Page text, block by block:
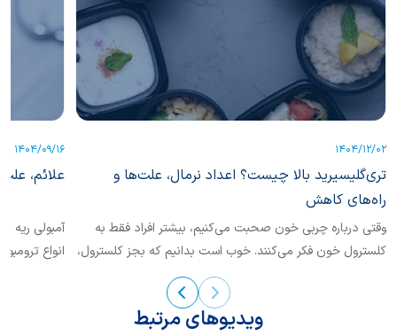
1404/12/02
تری‌گلیسیرید بالا چیست؟ اعداد نرمال، علت‌ها و
راه‌های کاهش
وقتی درباره چربی خون صحبت می‌کنیم، بیشتر افراد فقط به
کلسترول خون فکر می‌کنند. خوب است بدانیم که بجز کلسترول،
یکی دیگر از انواع چربی خون نیز حائز اهمیت است که
1404/09/16
علائم،
انواع
ویدیوهای مرتبط